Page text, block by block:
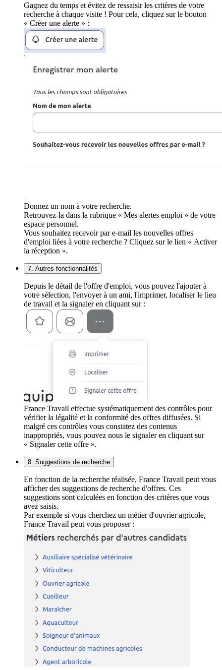
Gagnez du temps et évitez de ressaisir les critères de votre
recherche à chaque visite ! Pour cela, cliquez sur le bouton
« Créer une alerte » :
Donnez un nom à votre recherche.
Retrouvez-la dans la rubrique « Mes alertes emploi » de votre
espace personnel.
Vous souhaitez recevoir par e-mail les nouvelles offres
d'emploi liées à votre recherche ? Cliquez sur le lien « Activer
la réception ».
7. Autres fonctionnalités
Depuis le détail de l'offre d'emploi, vous pouvez l'ajouter à
votre sélection, l'envoyer à un ami, l'imprimer, localiser le lieu
de travail et la signaler en cliquant sur :
France Travail effectue systématiquement des contrôles pour
vérifier la légalité et la conformité des offres diffusées. Si
malgré ces contrôles vous constatez des contenus
inappropriés, vous pouvez nous le signaler en cliquant sur
« Signaler cette offre ».
8. Suggestions de recherche
En fonction de la recherche réalisée, France Travail peut vous
afficher des suggestions de recherche d'offres. Ces
suggestions sont calculées en fonction des critères que vous
avez saisis.
Par exemple si vous cherchez un métier d'ouvrier agricole,
France Travail peut vous proposer :